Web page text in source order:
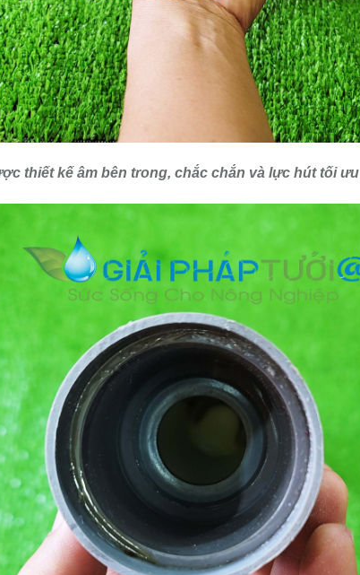
thiết kế âm bên trong, chắc chắn và lực hút tối ưu